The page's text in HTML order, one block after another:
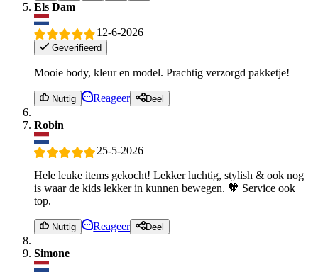
Els Dam
12-6-2026
Geverifieerd
Mooie body, kleur en model. Prachtig verzorgd pakketje!
Nuttig Reageer Deel
Robin
25-5-2026
Hele leuke items gekocht! Lekker luchtig, stylish & ook nog
is waar de kids lekker in kunnen bewegen. 🧡 Service ook
top.
Nuttig Reageer Deel
Simone